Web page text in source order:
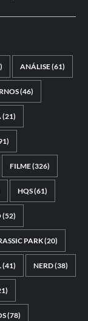
ANÁLISE(61)
(46)
(21)
FILME(326)
HQS(61)
(52)
PARK(20)
(41) NERD(38)
(78)